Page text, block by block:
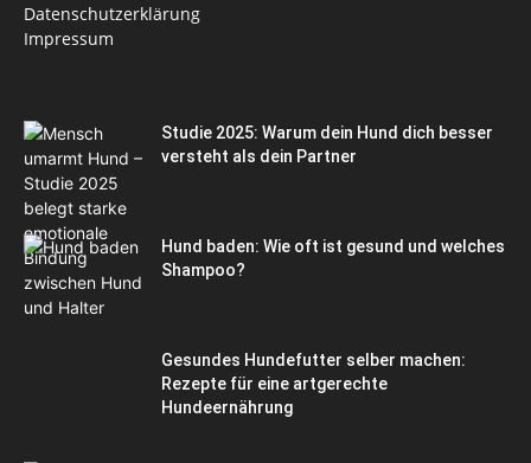
Datenschutzerklärung
Impressum
Studie 2025: Warum dein Hund dich besser
versteht als dein Partner
Hund baden: Wie oft ist gesund und welches
Shampoo?
Gesundes Hundefutter selber machen:
Rezepte für eine artgerechte
Hundeernährung